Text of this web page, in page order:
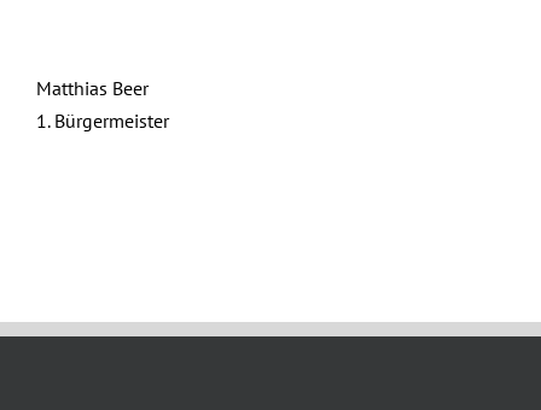
Matthias Beer
1. Bürgermeister